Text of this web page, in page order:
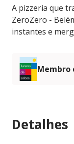
A pizzeria que
ZeroZero -
instantes e
Membro
Detalhes